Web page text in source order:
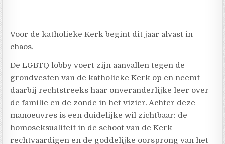
Voor de katholieke Kerk begint dit jaar alvast in
chaos.
De LGBTQ lobby voert zijn aanvallen tegen de
grondvesten van de katholieke Kerk op en neemt
daarbij rechtstreeks haar onveranderlijke leer over
de familie en de zonde in het vizier. Achter deze
manoeuvres is een duidelijke wil zichtbaar: de
homoseksualiteit in de schoot van de Kerk
rechtvaardigen en de goddelijke oorsprong van het